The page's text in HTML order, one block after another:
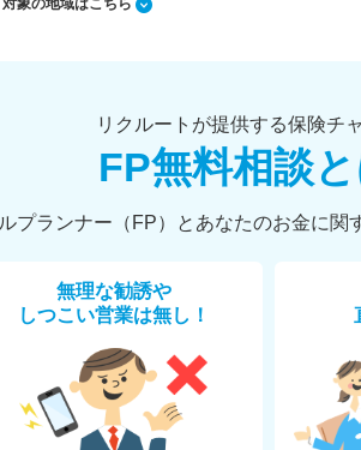
リクルートが提供する保険チ
FP無料相談と
プランナー（FP）とあなたのお金に関
無理な勧誘や
しつこい営業は無し！